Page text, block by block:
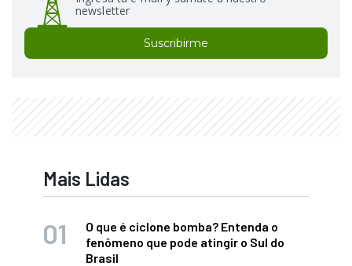
newsletter
Suscribirme
Mais Lidas
O que é ciclone bomba? Entenda o
fenômeno que pode atingir o Sul do
Brasil